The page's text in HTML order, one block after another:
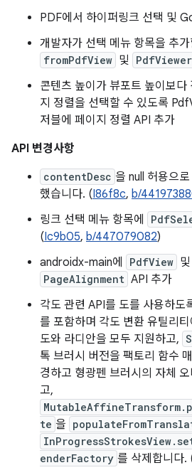
PDF에서 하이퍼링크 선택 및
개발자가 선택 메뉴 항목을 추
fromPdfView 및 PdfViewer
콘텐츠 높이가 뷰포트 높이보다
지 정렬을 선택할 수 있도록
저블에 페이지 정렬 API 추가
API 변경사항
contentDesc 을 null 허용으
했습니다. (I86f8c, b/
링크 선택 메뉴 항목에
(Ic9b05, b/447079082)
androidx-main에
PdfView 및
PageAlignment API 추가
각도 관련 API를 도를 사용하도
를 포함하며 각도 변환 유틸리
도와 라디안을 모두 지원하고,
톡 브러시 버전을 팩토리 함수
경하고 형광펜 브러시의 자체
고,
te 을
enderFactory 를 삭제합니다.